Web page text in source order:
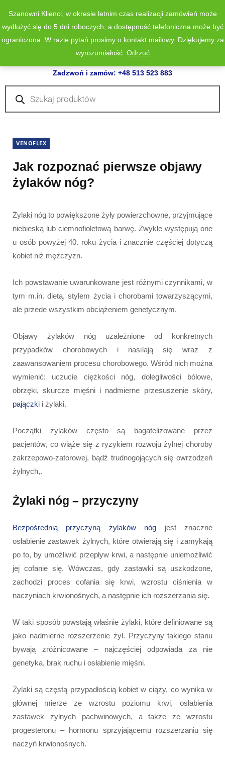
Zadzwoń i zamów: +48 513 523 883
Wyszukiwarka
produktów
VENOFLEX
Jak rozpoznać pierwsze objawy
żylaków nóg?
Żylaki nóg to powiększone żyły powierzchowne, przyjmujące
niebieską lub ciemnofioletową barwę. Zwykle występują one
u osób powyżej 40. roku życia i znacznie częściej dotyczą
kobiet niż mężczyzn.
Ich powstawanie uwarunkowane jest różnymi czynnikami, w
tym m.in. dietą, stylem życia i chorobami towarzyszącymi,
ale przede wszystkim obciążeniem genetycznym.
Objawy żylaków nóg uzależnione od konkretnych
przypadków chorobowych i nasilają się wraz z
zaawansowaniem procesu chorobowego. Wśród nich można
wymienić: uczucie ciężkości nóg, dolegliwości bólowe,
obrzęki, skurcze mięśni i nadmierne przesuszenie skóry,
pajączki i żylaki.
Początki żylaków często są bagatelizowane przez
pacjentów, co wiąże się z ryzykiem rozwoju żylnej choroby
zakrzepowo-zatorowej, bądź trudnogojących się owrzodzeń
żylnych,.
Żylaki nóg – przyczyny
Bezpośrednią przyczyną żylaków nóg jest znaczne
osłabienie zastawek żylnych, które otwierają się i zamykają
po to, by umożliwić przepływ krwi, a następnie uniemożliwić
jej cofanie się. Wówczas, gdy zastawki są uszkodzone,
zachodzi proces cofania się krwi, wzrostu ciśnienia w
naczyniach krwionośnych, a następnie ich rozszerzania się.
W taki sposób powstają właśnie żylaki, które definiowane są
jako nadmierne rozszerzenie żył. Przyczyny takiego stanu
bywają zróżnicowane – najczęściej odpowiada za nie
genetyka, brak ruchu i osłabienie mięśni.
Żylaki są częstą przypadłością kobiet w ciąży, co wynika w
głównej mierze ze wzrostu poziomu krwi, osłabienia
zastawek żylnych pachwinowych, a także ze wzrostu
progesteronu – hormonu sprzyjającemu rozszerzaniu się
naczyń krwionośnych.
Szanowni Klienci, w okresie letnim czas realizacji zamówień może
wydłużyć się do 5 dni roboczych, a dostępność telefoniczna może być
ograniczona. W razie pytań prosimy o kontakt mailowy. Dziękujemy za
wyrozumiałość. Odrzuć